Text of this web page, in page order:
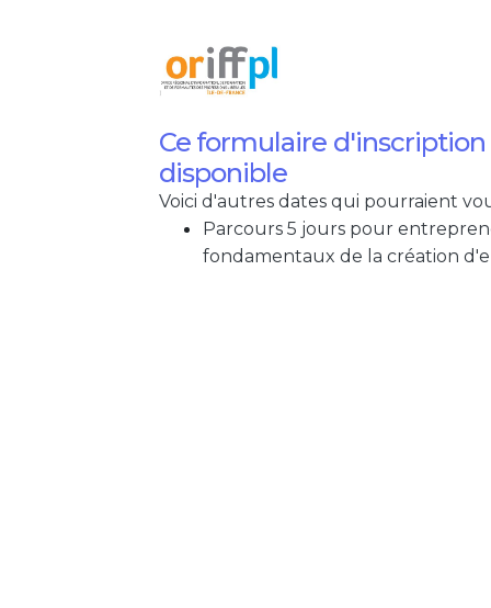
Ce formulaire
disponible
Voici d'autres dates qui pourraient
Parcours 5 jours pour
fondamentaux de la création